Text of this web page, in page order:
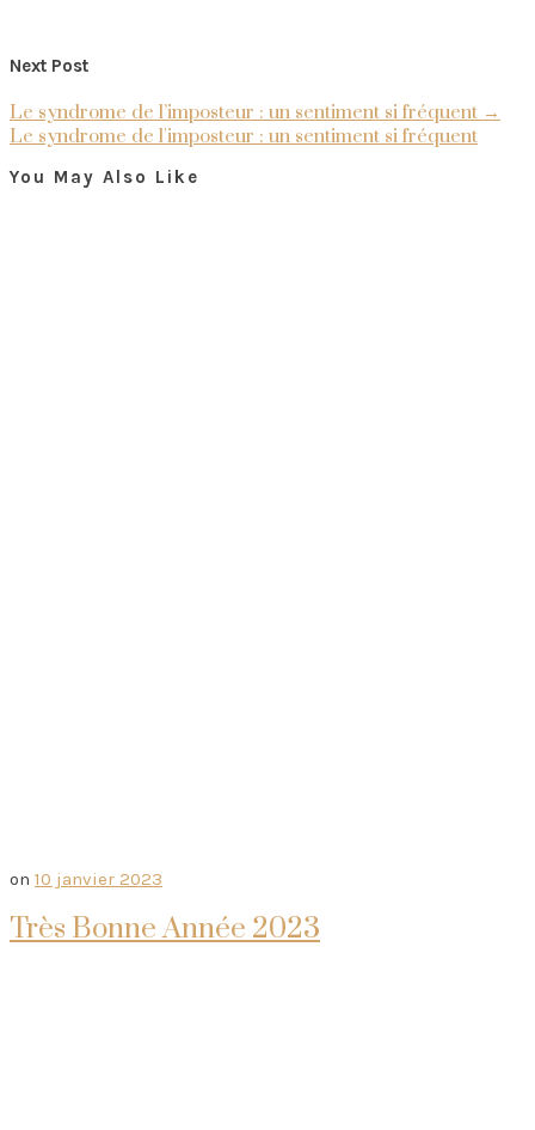
Next Post
Le syndrome de l’imposteur : un sentiment si fréquent →
Le syndrome de l'imposteur : un sentiment si fréquent
You May Also Like
on 10 janvier 2023
Très Bonne Année 2023